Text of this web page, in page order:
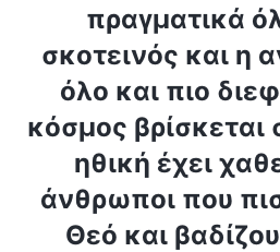
πραγματικά
σκοτεινός και η
όλο και πιο
κόσμος
ηθική έχει
άνθρωποι που
Θεό και